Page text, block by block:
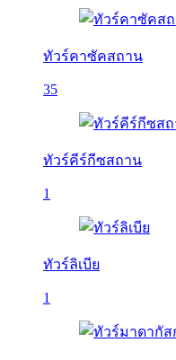
ทัวร์คาซัคสถาน
35
ทัวร์คีร์กีซสถาน
1
ทัวร์ลิเบีย
1